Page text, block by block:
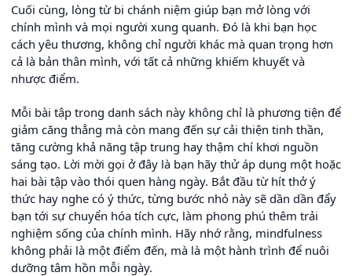
Cuối cùng, lòng từ bi chánh niệm giúp bạn mở lòng với
chính mình và mọi người xung quanh. Đó là khi bạn học
cách yêu thương, không chỉ người khác mà quan trọng hơn
cả là bản thân mình, với tất cả những khiếm khuyết và
nhược điểm.
Mỗi bài tập trong danh sách này không chỉ là phương tiện để
giảm căng thẳng mà còn mang đến sự cải thiện tinh thần,
tăng cường khả năng tập trung hay thậm chí khơi nguồn
sáng tạo. Lời mời gọi ở đây là bạn hãy thử áp dụng một hoặc
hai bài tập vào thói quen hàng ngày. Bắt đầu từ hít thở ý
thức hay nghe có ý thức, từng bước nhỏ này sẽ dần dần đẩy
bạn tới sự chuyển hóa tích cực, làm phong phú thêm trải
nghiệm sống của chính mình. Hãy nhớ rằng, mindfulness
không phải là một điểm đến, mà là một hành trình để nuôi
dưỡng tâm hồn mỗi ngày.